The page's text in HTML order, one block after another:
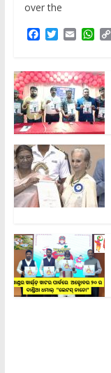
over the
F
e
b
o
o
k
T
t
t
e
r
E
i
l
W
t
s
A
p
p